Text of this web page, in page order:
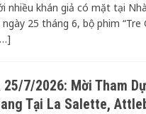
nhiều khán giả có mặt tại
25 tháng 6, bộ phim “Tre
25/7/2026: Mời Tham
Tại La Salette,